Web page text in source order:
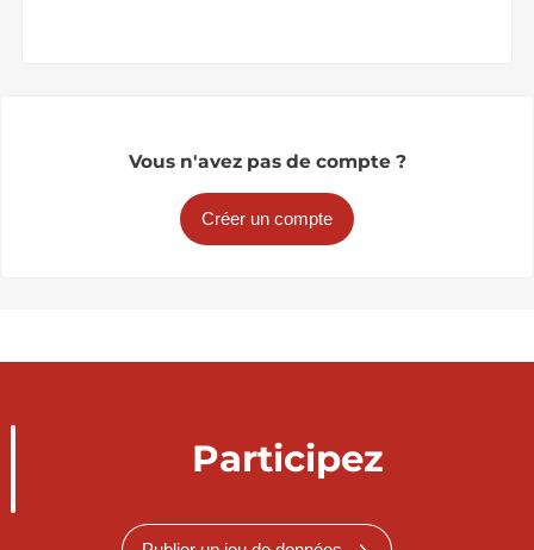
Vous n'avez pas de compte ?
Créer un compte
Participez